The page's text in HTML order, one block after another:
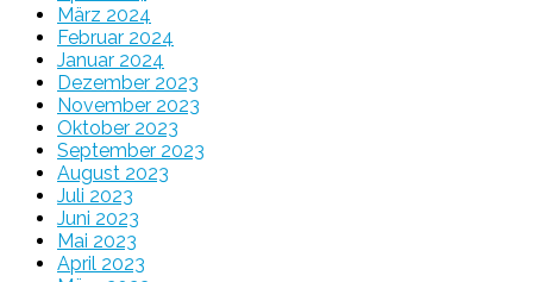
März 2024
Februar 2024
Januar 2024
Dezember 2023
November 2023
Oktober 2023
September 2023
August 2023
Juli 2023
Juni 2023
Mai 2023
April 2023